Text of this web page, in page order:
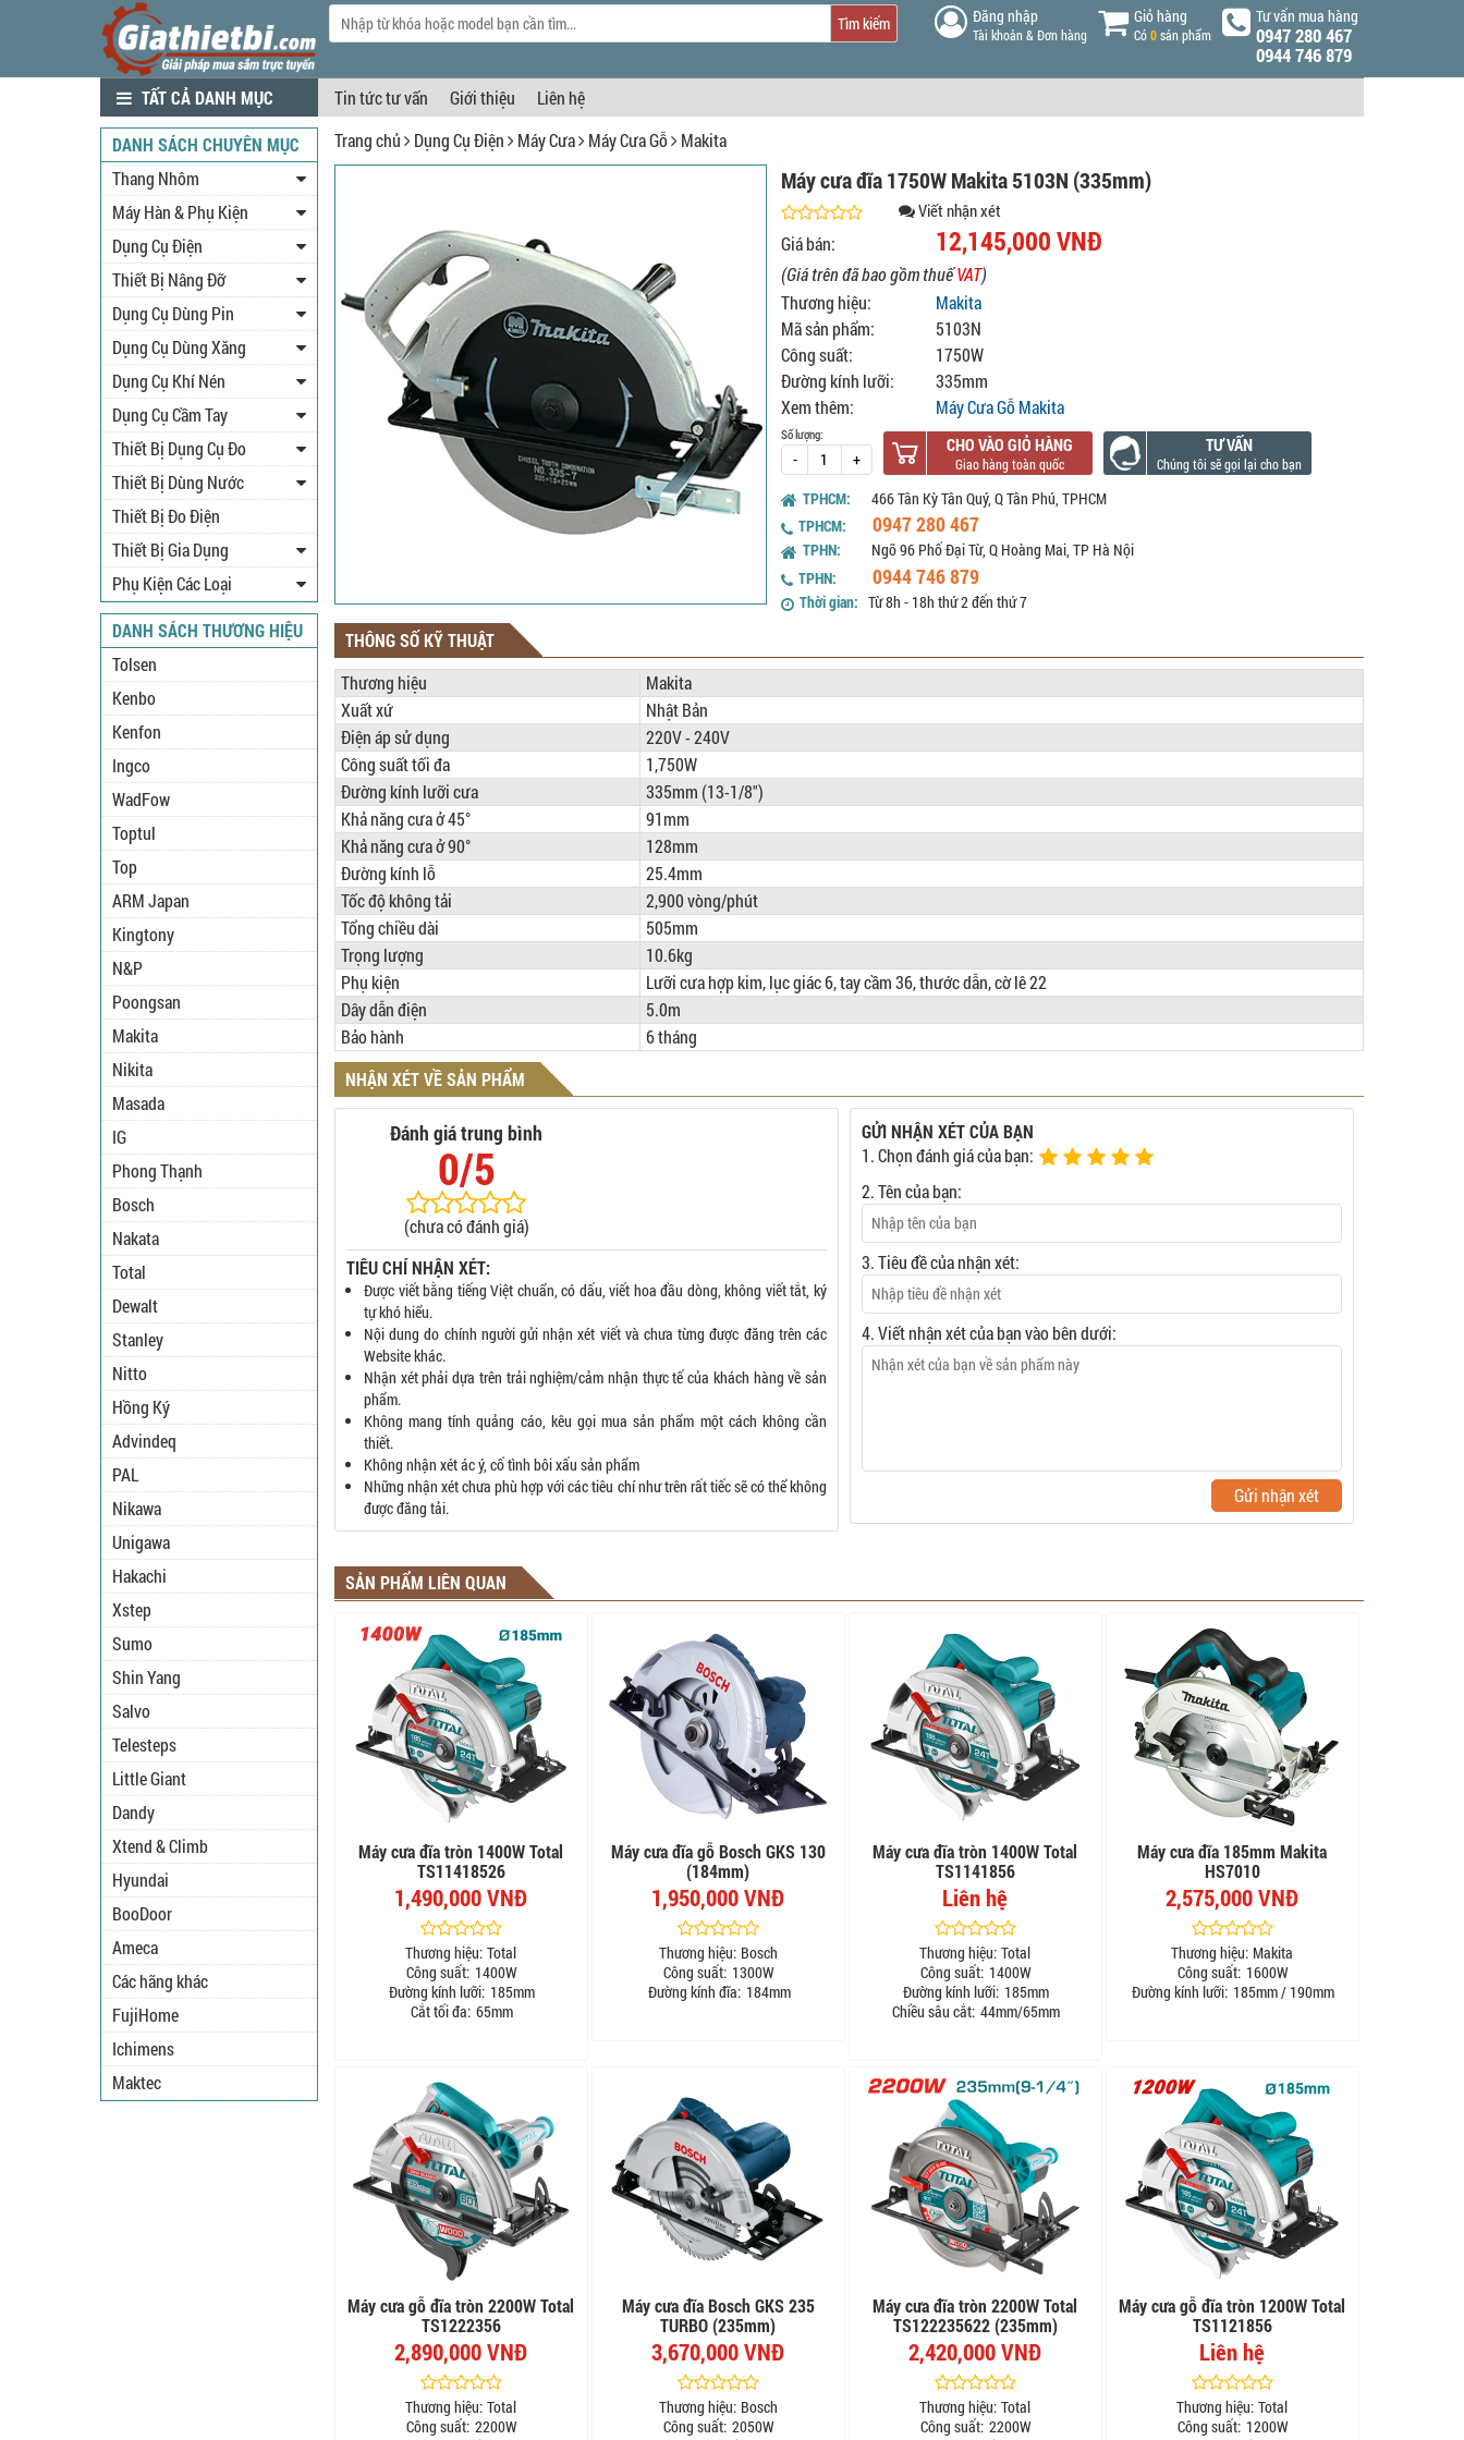
Tìm kiếm Đăng nhập
Tài khoản & Đơn hàng
Giỏ hàng
Có0sản phẩm
Tư vấn mua hàng
0947 280 467
0944 746 879
TẤT CẢ DANH MỤC Tin tức tư vấn Giới thiệu
Liên hệ
Trang chủ
Dụng Cụ Điện Máy Cưa Máy Cưa Gỗ Makita
Máy cưa đĩa 1750W Makita 5103N (335mm)
Viết nhận xét
Giá bán: 12,145,000 VNĐ
(Giá trên đã bao gồm thuếVAT)
Thương hiệu:
Makita
Mã sản phẩm:
5103N
Công suất:
1750W
Đường kính lưỡi:
335mm
Xem thêm:
Máy Cưa Gỗ Makita
Số lượng:
- +
CHO VÀO GIỎ HÀNG TƯ VẤN
TPHCM:
466 Tân Kỳ Tân Quý, Q Tân Phú, TPHCM
TPHCM:
0947 280 467
TPHN:
Ngõ 96 Phố Đại Từ, Q Hoàng Mai, TP Hà Nội
TPHN:
0944 746 879
Thời gian: Từ 8h - 18h thứ 2 đến thứ 7
THÔNG SỐ KỸ THUẬT
Thương hiệu
Makita
Xuất xứ
Nhật Bản
Điện áp sử dụng
220V - 240V
Công suất tối đa
1,750W
Đường kính lưỡi cưa
335mm (13-1/8")
Khả năng cưa ở 45°
91mm
Khả năng cưa ở 90°
128mm
Đường kính lỗ
25.4mm
Tốc độ không tải
2,900 vòng/phút
Tổng chiều dài
505mm
Trọng lượng
10.6kg
Phụ kiện
Lưỡi cưa hợp kim, lục giác 6, tay cầm 36, thước dẫn, cờ lê 22
Dây dẫn điện
5.0m
Bảo hành
6 tháng
NHẬN XÉT VỀ SẢN PHẨM
Đánh giá trung bình
0/5
(chưa có đánh giá)
TIÊU CHÍ NHẬN XÉT:
Được viết bằng tiếng Việt chuẩn, có dấu, viết hoa đầu dòng, không viết tắt, ký
tự khó hiểu.
Nội dung do chính người gửi nhận xét viết và chưa từng được đăng trên các
Website khác.
Nhận xét phải dựa trên trải nghiệm/cảm nhận thực tế của khách hàng về sản
phẩm.
Không mang tính quảng cáo, kêu gọi mua sản phẩm một cách không cần
thiết.
Không nhận xét ác ý, cố tình bôi xấu sản phẩm
Những nhận xét chưa phù hợp với các tiêu chí như trên rất tiếc sẽ có thể không
được đăng tải.
GỬI NHẬN XÉT CỦA BẠN
1. Chọn đánh giá của bạn:
2. Tên của bạn:
3. Tiêu đề của nhận xét:
4. Viết nhận xét của bạn vào bên dưới:
Gửi nhận xét
SẢN PHẨM LIÊN QUAN
Máy cưa đĩa tròn 1400W Total
TS11418526
1,490,000 VNĐ
Thương hiệu: Total
Công suất: 1400W
Đường kính lưỡi: 185mm
Cắt tối đa: 65mm
Máy cưa đĩa gỗ Bosch GKS 130
(184mm)
1,950,000 VNĐ
Thương hiệu: Bosch
Công suất: 1300W
Đường kính đĩa: 184mm
Máy cưa đĩa tròn 1400W Total
TS1141856
Liên hệ
Thương hiệu: Total
Công suất: 1400W
Đường kính lưỡi: 185mm
Chiều sâu cắt: 44mm/65mm
Máy cưa đĩa 185mm Makita
HS7010
2,575,000 VNĐ
Thương hiệu: Makita
Công suất: 1600W
Đường kính lưỡi: 185mm / 190mm
Máy cưa gỗ đĩa tròn 2200W Total
TS1222356
2,890,000 VNĐ
Thương hiệu: Total
Công suất: 2200W
Máy cưa đĩa Bosch GKS 235
TURBO (235mm)
3,670,000 VNĐ
Thương hiệu: Bosch
Công suất: 2050W
Máy cưa đĩa tròn 2200W Total
TS122235622 (235mm)
2,420,000 VNĐ
Thương hiệu: Total
Công suất: 2200W
Máy cưa gỗ đĩa tròn 1200W Total
TS1121856
Liên hệ
Thương hiệu: Total
Công suất: 1200W
DANH SÁCH CHUYÊN MỤC
Thang Nhôm
Máy Hàn & Phụ Kiện
Dụng Cụ Điện
Thiết Bị Nâng Đỡ
Dụng Cụ Dùng Pin
Dụng Cụ Dùng Xăng
Dụng Cụ Khí Nén
Dụng Cụ Cầm Tay
Thiết Bị Dụng Cụ Đo
Thiết Bị Dùng Nước
Thiết Bị Đo Điện
Thiết Bị Gia Dụng
Phụ Kiện Các Loại
DANH SÁCH THƯƠNG HIỆU
Tolsen
Kenbo
Kenfon
Ingco
WadFow
Toptul
Top
ARM Japan
Kingtony
N&P
Poongsan
Makita
Nikita
Masada
IG
Phong Thạnh
Bosch
Nakata
Total
Dewalt
Stanley
Nitto
Hồng Ký
Advindeq
PAL
Nikawa
Unigawa
Hakachi
Xstep
Sumo
Shin Yang
Salvo
Telesteps
Little Giant
Dandy
Xtend & Climb
Hyundai
BooDoor
Ameca
Các hãng khác
FujiHome
Ichimens
Maktec